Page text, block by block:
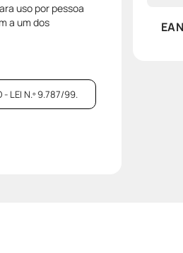
uso por pessoa
a um dos
- LEI N.º 9.787/99.
EAN